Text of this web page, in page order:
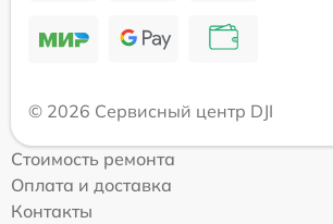
© 2026 Сервисный центр DJI
Стоимость ремонта
Оплата и доставка
Контакты